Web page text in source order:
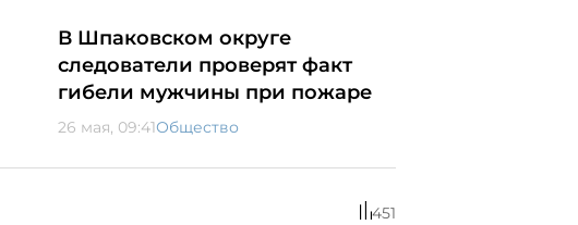
В Шпаковском округе
следователи проверят факт
гибели мужчины при пожаре
26 мая, 09:41Общество
451